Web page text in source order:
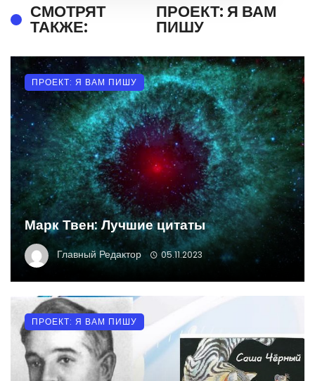
СМОТРЯТ
ТАКЖЕ:
ПРОЕКТ: Я ВАМ
ПИШУ
Марк Твен: Лучшие цитаты
Главный Редактор 05.11.2023
ПРОЕКТ: Я ВАМ ПИШУ
ПРОЕКТ: Я ВАМ ПИШУ